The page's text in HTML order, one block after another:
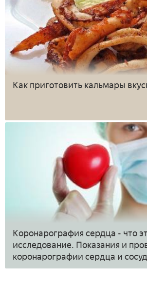
Как приготовить кальмары
Коронарография сердца - что
исследование. Показания и
коронарографии сердца и